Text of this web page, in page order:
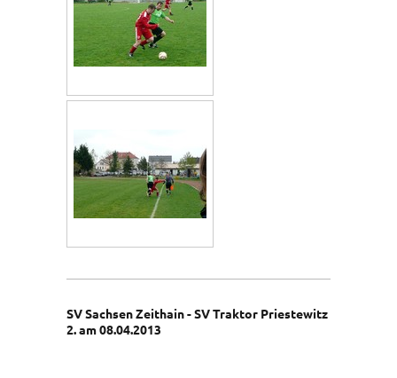
SV Sachsen Zeithain - SV Traktor Priestewitz
2. am 08.04.2013